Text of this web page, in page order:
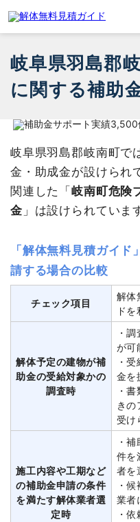
岐阜県羽島郡
に関する補助
岐阜県羽島郡岐南町で
金・助成金が設けられ
関連した「岐南町危険
金 」は設けられていま
「解体無料見積ガイ
請する場合の比較
チェック項目
解体
ド
解体予定の建物が補
助金の受給対象かの
調査時
・
が可
・
金を
・
きの
受け
施工内容や工期など
の補助金申請の条件
を満たす解体業者選
定時
・
件を
者を
・
業者
・